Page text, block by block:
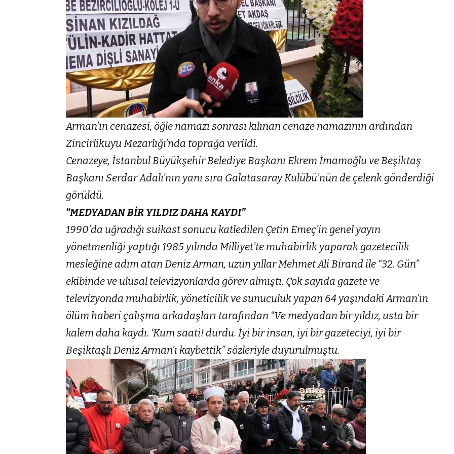
Arman’ın cenazesi, öğle namazı sonrası kılınan cenaze namazının ardından
Zincirlikuyu Mezarlığı’nda toprağa verildi.
Cenazeye, İstanbul Büyükşehir Belediye Başkanı Ekrem İmamoğlu ve Beşiktaş
Başkanı Serdar Adalı’nın yanı sıra Galatasaray Kulübü’nün de çelenk gönderdiği
görüldü.
“MEDYADAN BİR YILDIZ DAHA KAYDI”
1990’da uğradığı suikast sonucu katledilen Çetin Emeç’in genel yayın
yönetmenliği yaptığı 1985 yılında Milliyet’te muhabirlik yaparak gazetecilik
mesleğine adım atan Deniz Arman, uzun yıllar Mehmet Ali Birand ile “32. Gün”
ekibinde ve ulusal televizyonlarda görev almıştı. Çok sayıda gazete ve
televizyonda muhabirlik, yöneticilik ve sunuculuk yapan 64 yaşındaki Arman’ın
ölüm haberi çalışma arkadaşları tarafından “Ve medyadan bir yıldız, usta bir
kalem daha kaydı. ‘Kum saati! durdu. İyi bir insan, iyi bir gazeteciyi, iyi bir
Beşiktaşlı Deniz Arman’ı kaybettik” sözleriyle duyurulmuştu.